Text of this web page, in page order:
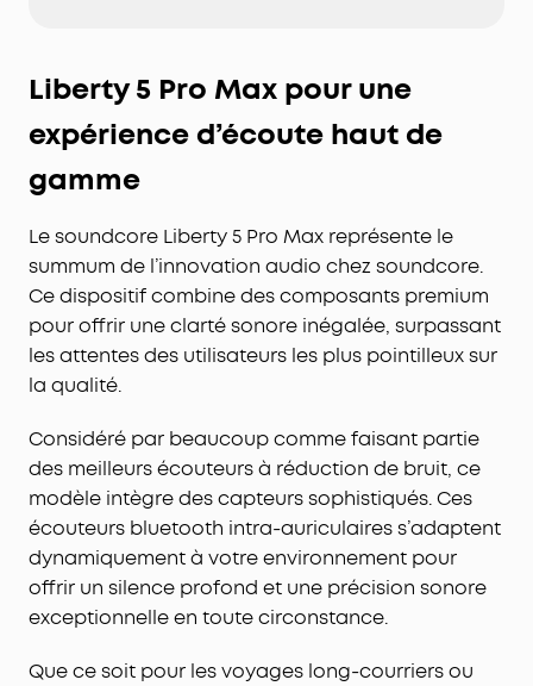
Liberty 5 Pro Max pour une
expérience d’écoute haut de
gamme
Le soundcore Liberty 5 Pro Max représente le
summum de l’innovation audio chez soundcore.
Ce dispositif combine des composants premium
pour offrir une clarté sonore inégalée, surpassant
les attentes des utilisateurs les plus pointilleux sur
la qualité.
Considéré par beaucoup comme faisant partie
des meilleurs écouteurs à réduction de bruit, ce
modèle intègre des capteurs sophistiqués. Ces
écouteurs bluetooth intra-auriculaires s’adaptent
dynamiquement à votre environnement pour
offrir un silence profond et une précision sonore
exceptionnelle en toute circonstance.
Que ce soit pour les voyages long-courriers ou